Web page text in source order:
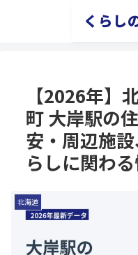
くらし
【2026年】
町 大岸駅の
安・周辺施
らしに関わ
北海道